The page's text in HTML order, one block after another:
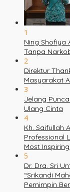
1
Ning Shofiya
Tanpa
2
Direktur
Masyarakat
3
Jelang
Ulang Cinta
4
Kh. Saifullah
Professional
Most
5
Dr. Dra. Sri
“Srikandi
Pemimpin